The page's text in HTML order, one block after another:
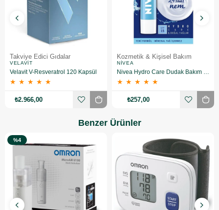
Takviye Edici Gıdalar
VELAVIT
Velavit V-Resveratrol 120 Kapsül
★ ★ ★ ★ ★
₺2.966,00
Kozmetik & Kişisel Bakım
NIVEA
Nivea Hydro Care Dudak Bakım Kremi 4.8 gr 2 Adet
★ ★ ★ ★ ★
₺257,00
Benzer Ürünler
%4